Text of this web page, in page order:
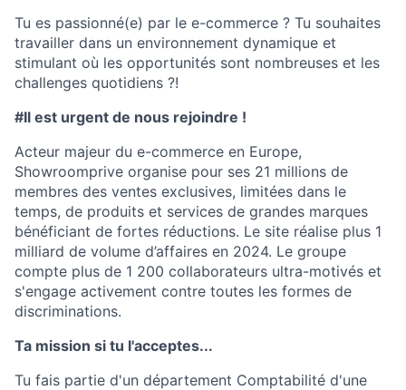
Tu es passionné(e) par le e-commerce ? Tu souhaites
travailler dans un environnement dynamique et
stimulant où les opportunités sont nombreuses et les
challenges quotidiens ?!
#Il est urgent de nous rejoindre !
Acteur majeur du e-commerce en Europe,
Showroomprive organise pour ses 21 millions de
membres des ventes exclusives, limitées dans le
temps, de produits et services de grandes marques
bénéficiant de fortes réductions. Le site réalise plus 1
milliard de volume d’affaires en 2024. Le groupe
compte plus de 1 200 collaborateurs ultra-motivés et
s'engage activement contre toutes les formes de
discriminations.
Ta mission si tu l'acceptes...
Tu fais partie d'un département Comptabilité d'une